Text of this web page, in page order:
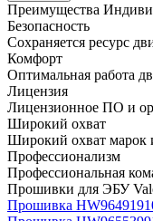
Преимущества
Безопасность
Сохраняется ресурс
Комфорт
Оптимальная работа
Лицензия
Лицензионное ПО и
Широкий охват
Широкий охват марок
Профессионализм
Профессиональная
Прошивки для ЭБУ
Прошивка